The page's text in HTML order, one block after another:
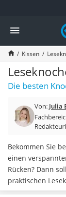
Die beliebtesten
Wohnen
Matratzen-Topper
Matratzen
Tageslichtlampe
Badlüfter
Bürohocker
Außenleuchte mit
Akku-Tischlampe
Konferenzmikrofon
Klappmatratze
Duschkopf mit
Aktenvernichter
Kissen
Die besten
Von: Julia
Bekommen Sie
einen
Rücken? Dann
praktischen
beugen die